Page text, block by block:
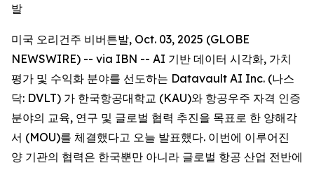
발
미국 오리건주 비버튼발, Oct. 03, 2025 (GLOBE
NEWSWIRE) -- via IBN -- AI 기반 데이터 시각화, 가치
평가 및 수익화 분야를 선도하는 Datavault AI Inc. (나스
닥: DVLT) 가 한국항공대학교 (KAU)와 항공우주 자격 인증
분야의 교육, 연구 및 글로벌 협력 추진을 목표로 한 양해각
서 (MOU)를 체결했다고 오늘 발표했다. 이번에 이루어진
양 기관의 협력은 한국뿐만 아니라 글로벌 항공 산업 전반에